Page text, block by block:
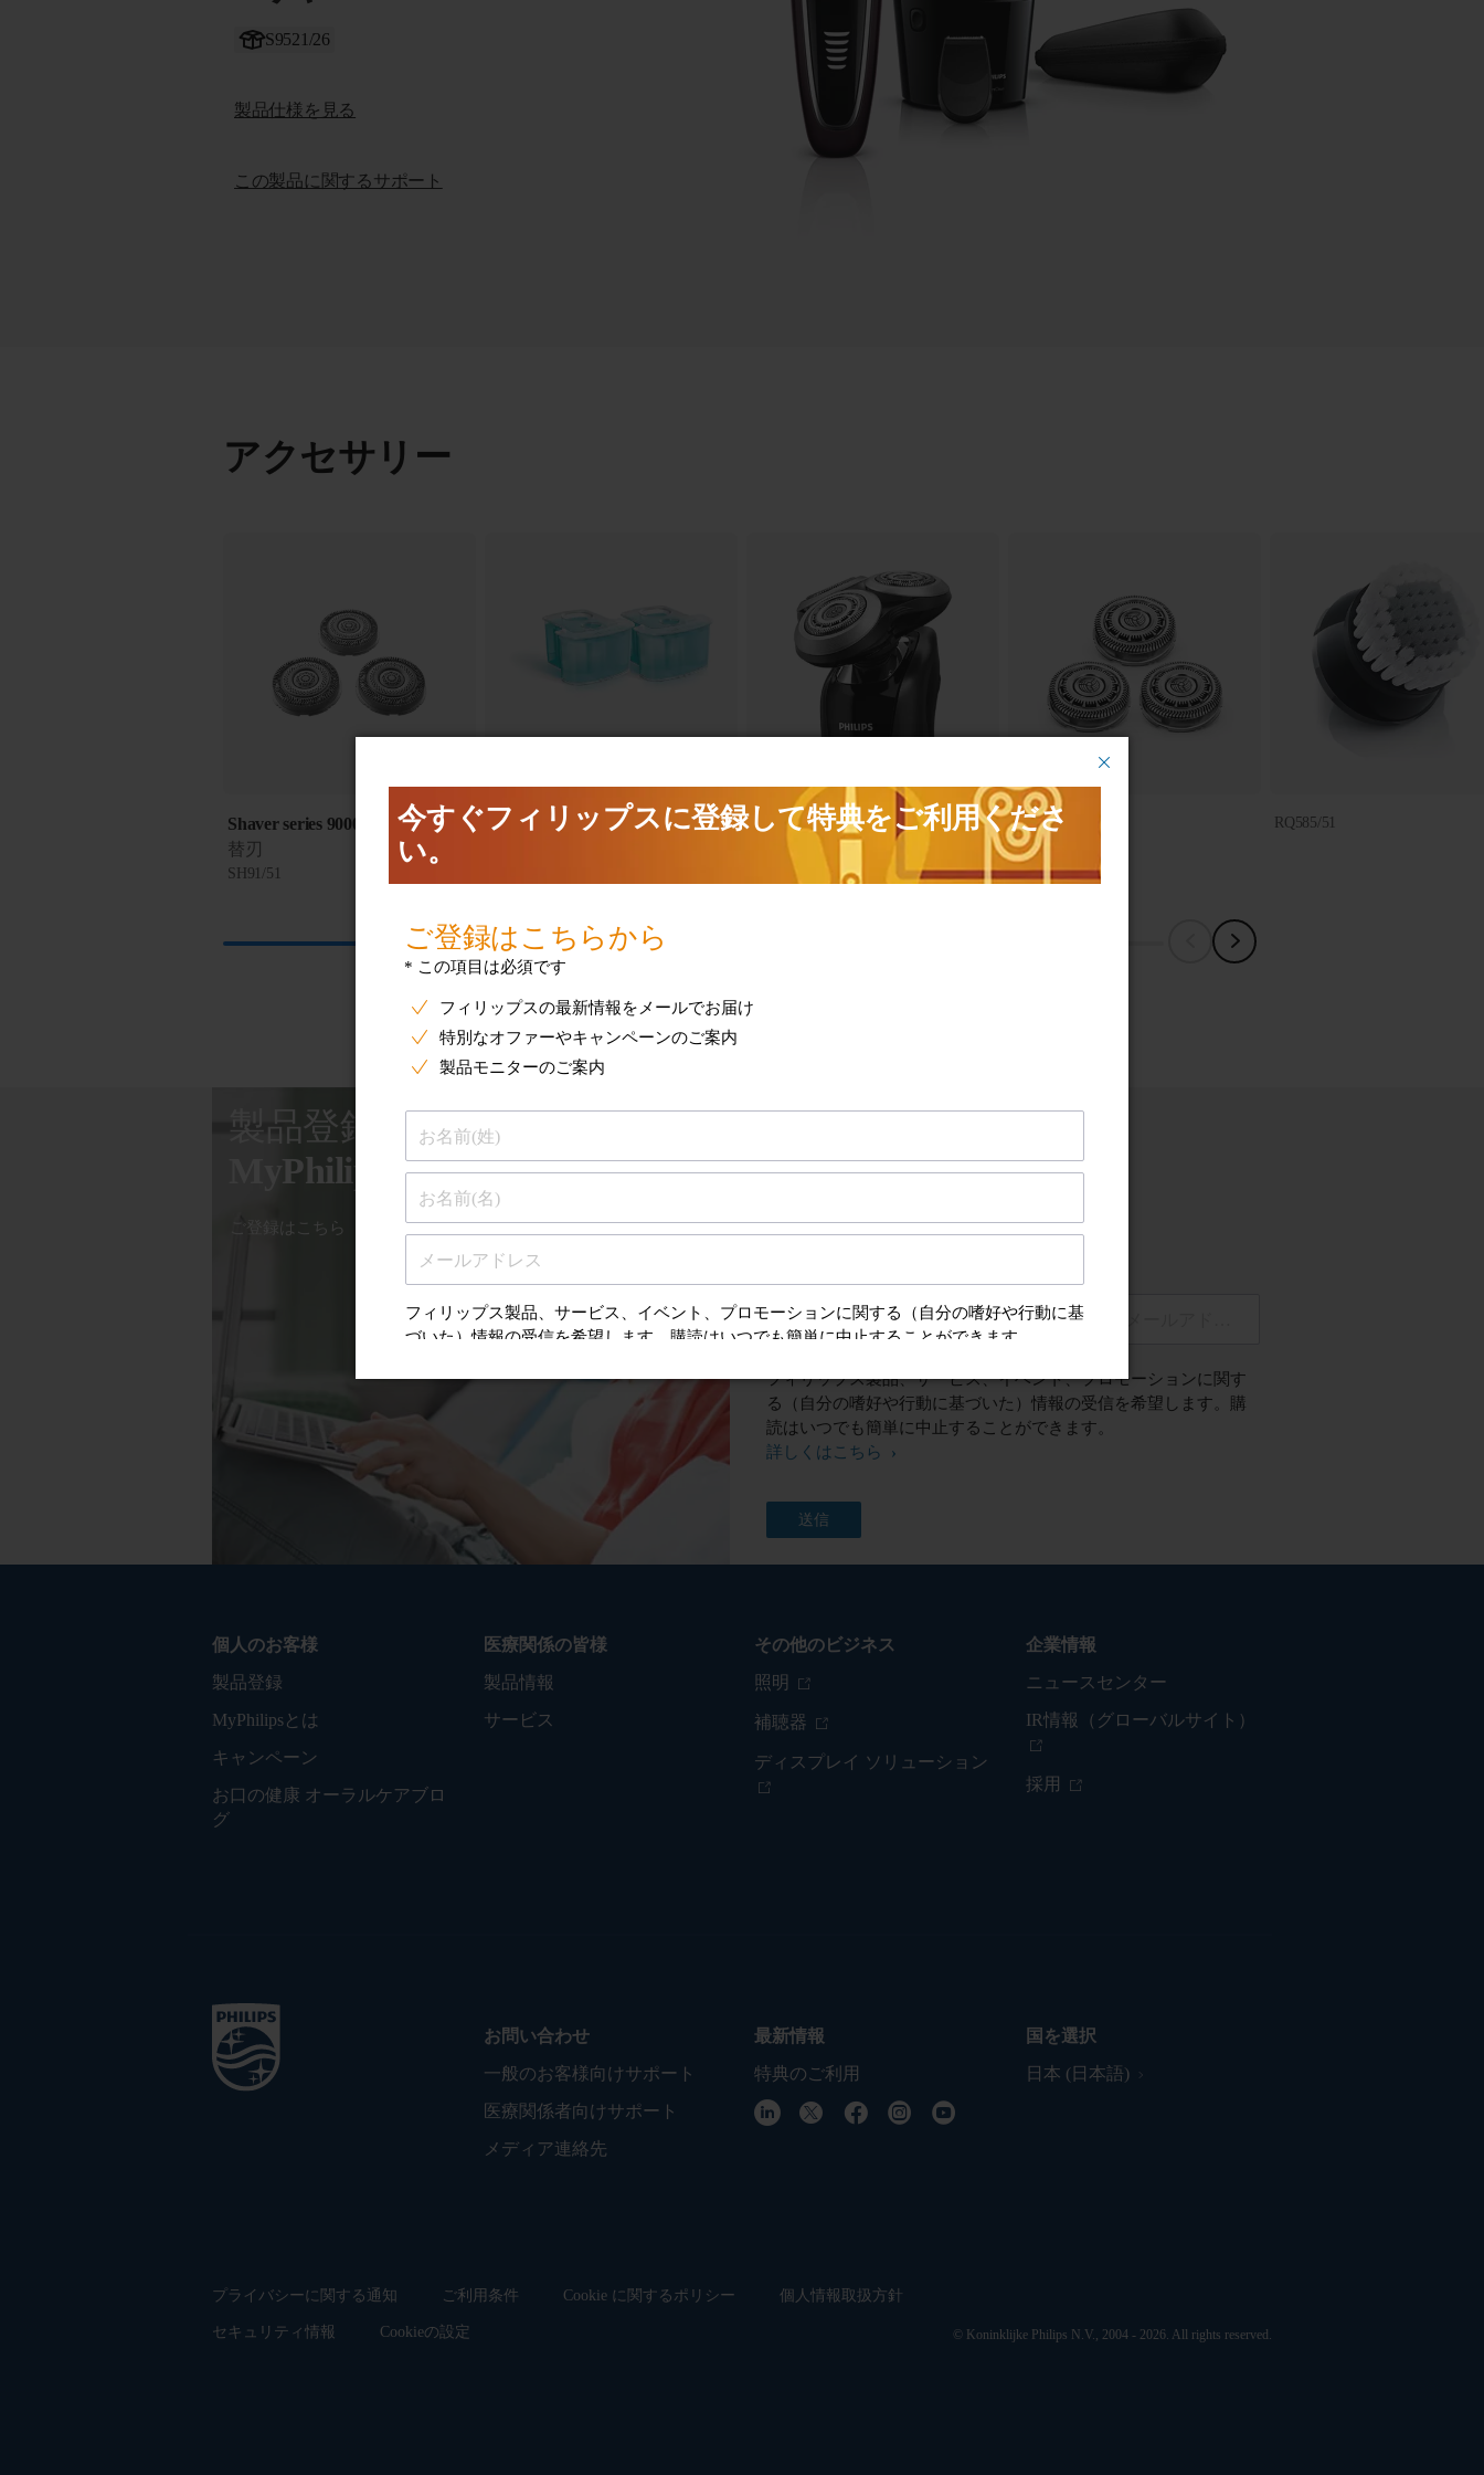
S9521/26
製品仕様を見る
この製品に関するサポート
アクセサリー
Shaver series 9000 and SP9000
替刃
SH91/51
クリーニングカートリッジ SH90/81 SH90/51 RQ585/51
製品登録
MyPhilips
ご登録はこちら
ご登録はこちらから
特別なオファーやキャンペーンのご案内
お名前(姓) お名前(名)
フィリップス製品、サービス、イベント、プロモーションに関す
る（自分の嗜好や行動に基づいた）情報の受信を希望します。購
読はいつでも簡単に中止することができます。
詳しくはこちら
個人のお客様
製品登録
MyPhilipsとは
キャンペーン
お口の健康 オーラルケアブロ
グ
医療関係の皆様
製品情報
サービス
その他のビジネス
照明
補聴器
ディスプレイ ソリューション
企業情報
ニュースセンター
IR情報（グローバルサイト）
採用
お問い合わせ
一般のお客様向けサポート
医療関係者向けサポート
メディア連絡先
最新情報
特典のご利用
国を選択
日本 (日本語)
プライバシーに関する通知 ご利用条件 Cookie に関するポリシー 個人情報取扱方針
セキュリティ情報 Cookieの設定 © Koninklijke Philips N.V., 2004 - 2026. All rights reserved.